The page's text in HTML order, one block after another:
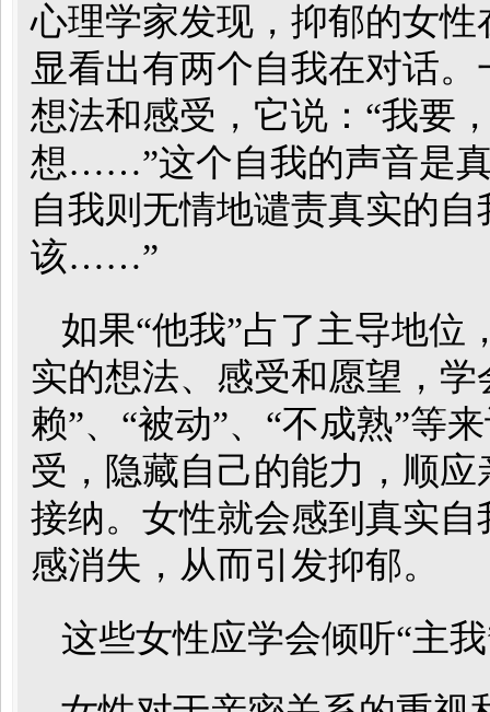
心理学家发现，抑郁的女
显看出有两个自我在对话
想法和感受，它说：“我要
想……”这个自我的声音是
自我则无情地谴责真实的
该……”
如果“他我”占了主导地位
实的想法、感受和愿望，
赖”、“被动”、“不成熟”等
受，隐藏自己的能力，顺
接纳。女性就会感到真实
感消失，从而引发抑郁。
这些女性应学会倾听“主